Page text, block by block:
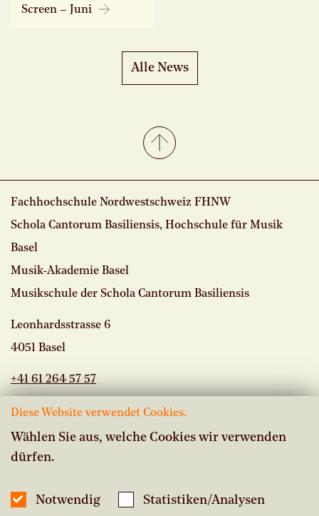
Screen – Juni
Alle News
Fachhochschule Nordwestschweiz FHNW
Schola Cantorum Basiliensis, Hochschule für Musik
Basel
Musik-Akademie Basel
Musikschule der Schola Cantorum Basiliensis
Leonhardsstrasse 6
4051 Basel
+41 61 264 57 57
Offene Stellen
Inside Studium
Diese Website verwendet Cookies.
Wählen Sie aus, welche Cookies wir verwenden
dürfen.
Notwendig Statistiken/Analysen